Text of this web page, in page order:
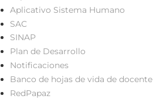
Ortega
Acosta
Dora
Elena
García
Díez
Aplicativo Sistema Humano
SAC
SINAP
Plan de Desarrollo
Notificaciones
Banco de hojas de vida de docente
RedPapaz